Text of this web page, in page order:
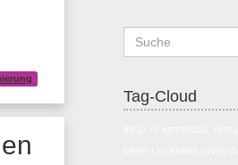
Tag-Cloud